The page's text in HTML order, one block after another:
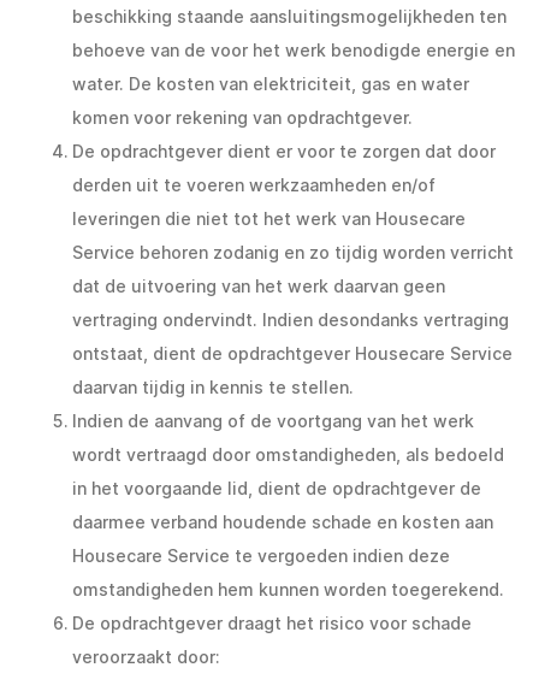
beschikking staande aansluitingsmogelijkheden ten
behoeve van de voor het werk benodigde energie en
water. De kosten van elektriciteit, gas en water
komen voor rekening van opdrachtgever.
De opdrachtgever dient er voor te zorgen dat door
derden uit te voeren werkzaamheden en/of
leveringen die niet tot het werk van Housecare
Service behoren zodanig en zo tijdig worden verricht
dat de uitvoering van het werk daarvan geen
vertraging ondervindt. Indien desondanks vertraging
ontstaat, dient de opdrachtgever Housecare Service
daarvan tijdig in kennis te stellen.
Indien de aanvang of de voortgang van het werk
wordt vertraagd door omstandigheden, als bedoeld
in het voorgaande lid, dient de opdrachtgever de
daarmee verband houdende schade en kosten aan
Housecare Service te vergoeden indien deze
omstandigheden hem kunnen worden toegerekend.
De opdrachtgever draagt het risico voor schade
veroorzaakt door: